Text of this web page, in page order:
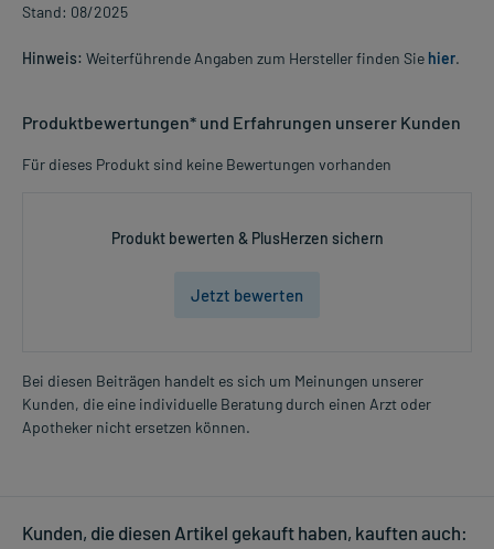
Stand: 08/2025
Hinweis: Weiterführende Angaben zum Hersteller finden Sie hier.
Produktbewertungen* und Erfahrungen unserer Kunden
Für dieses Produkt sind keine Bewertungen vorhanden
Produkt bewerten & PlusHerzen sichern
Jetzt bewerten
Bei diesen Beiträgen handelt es sich um Meinungen unserer
Kunden, die eine individuelle Beratung durch einen Arzt oder
Apotheker nicht ersetzen können.
Kunden, die diesen Artikel gekauft haben, kauften auch: